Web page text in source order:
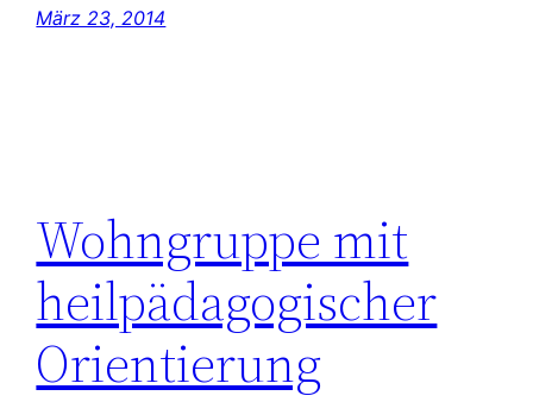
März 23, 2014
Wohngruppe mit
heilpädagogischer
Orientierung